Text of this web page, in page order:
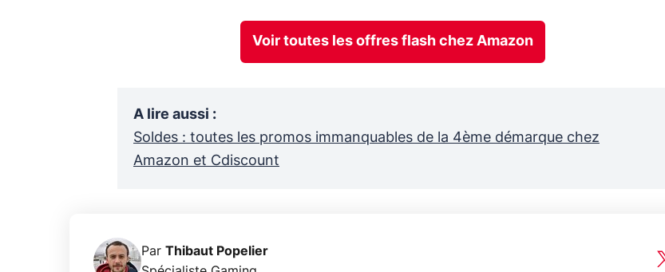
Voir toutes les offres flash chez Amazon
A lire aussi :
Soldes : toutes les promos immanquables de la 4ème démarque chez
Amazon et Cdiscount
Par Thibaut Popelier